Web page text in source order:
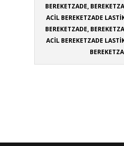
BEREKETZADE,
ACİL BEREKETZADE
BEREKETZADE,
ACİL BEREKETZADE